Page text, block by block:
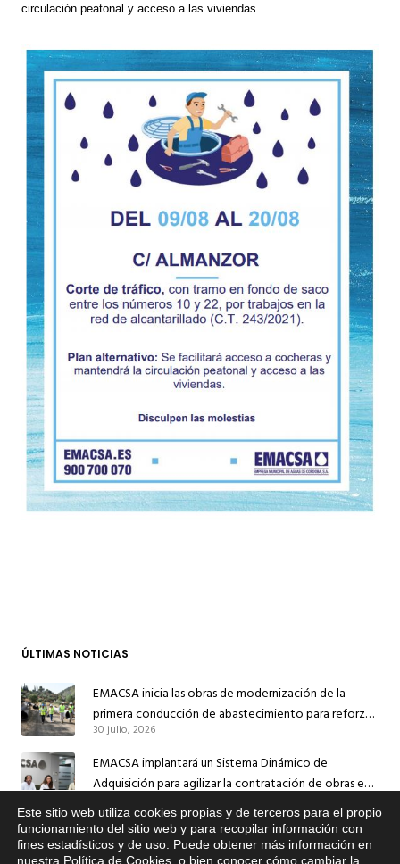
circulación peatonal y acceso a las viviendas.
ÚLTIMAS NOTICIAS
EMACSA inicia las obras de modernización de la
primera conducción de abastecimiento para reforzar
el suministro de agua de Córdoba
30 julio, 2026
EMACSA implantará un Sistema Dinámico de
Adquisición para agilizar la contratación de obras en
sus redes e instalaciones
EMACSA inicia hoy las obras de una nueva arteria de
abastecimiento y una red de agua no potable en
Este sitio web utiliza cookies propias y de terceros para el propio
funcionamiento del sitio web y para recopilar información con
fines estadísticos y de uso. Puede obtener más información en
nuestra Política de Cookies , o bien conocer cómo cambiar la
Si tiene cualquier duda sobre